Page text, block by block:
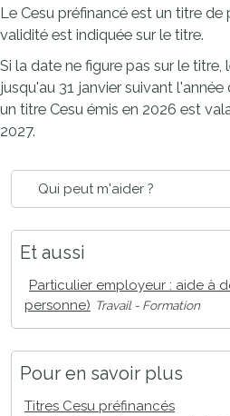
Le Cesu préfinancé est un titre
validité est indiquée sur le titre.
Si la date ne figure pas sur le titre,
jusqu'au 31 janvier suivant l'année
un titre Cesu émis en 2026 est
2027.
Qui peut m'aider ?
Et aussi
Particulier employeur : aide à
personne) Travail - Formation
Pour en savoir plus
Titres Cesu préfinancés